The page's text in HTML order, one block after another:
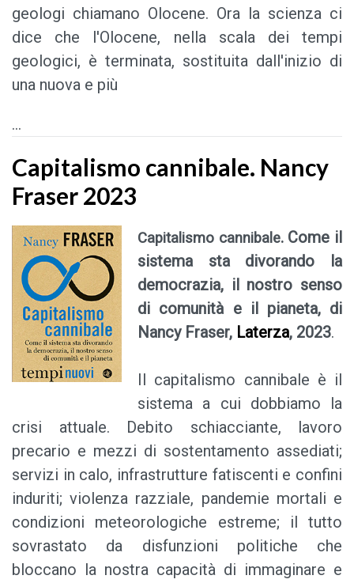
geologi chiamano Olocene. Ora la scienza ci
dice che l'Olocene, nella scala dei tempi
geologici, è terminata, sostituita dall'inizio di
una nuova e più
...
Capitalismo cannibale. Nancy
Fraser 2023
Capitalismo cannibale. Come il
sistema sta divorando la
democrazia, il nostro senso
di comunità e il pianeta, di
Nancy Fraser, Laterza, 2023.
Il capitalismo cannibale è il
sistema a cui dobbiamo la
crisi attuale. Debito schiacciante, lavoro
precario e mezzi di sostentamento assediati;
servizi in calo, infrastrutture fatiscenti e confini
induriti; violenza razziale, pandemie mortali e
condizioni meteorologiche estreme; il tutto
sovrastato da disfunzioni politiche che
bloccano la nostra capacità di immaginare e